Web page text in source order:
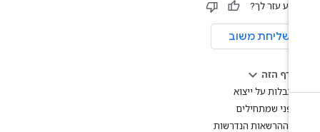
עזר לך?
שליחת משוב
בדף הזה
מגבלות על ייצוא
לפני שמתחילים
ההרשאות הנדרשות